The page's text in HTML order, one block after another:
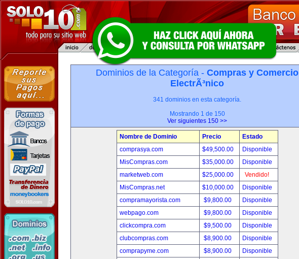
Dominios de la Categoría - Compras y Comercio
ElectrÃ³nico
341 dominios en esta categoría.
Mostrando 1 de 150
Ver siguientes 150 >>
Nombre de Dominio Precio
Estado
comprasya.com
$49,500.00
Disponible
MisCompras.com
$35,000.00
Disponible
marketweb.com
$25,000.00
Vendido!
MisCompras.net
$10,000.00
Disponible
compramayorista.com
$9,800.00
Disponible
webpago.com
$9,800.00
Disponible
clickcompra.com
$9,500.00
Disponible
clubcompras.com
$8,900.00
Disponible
comprapyme.com
$8,900.00
Disponible